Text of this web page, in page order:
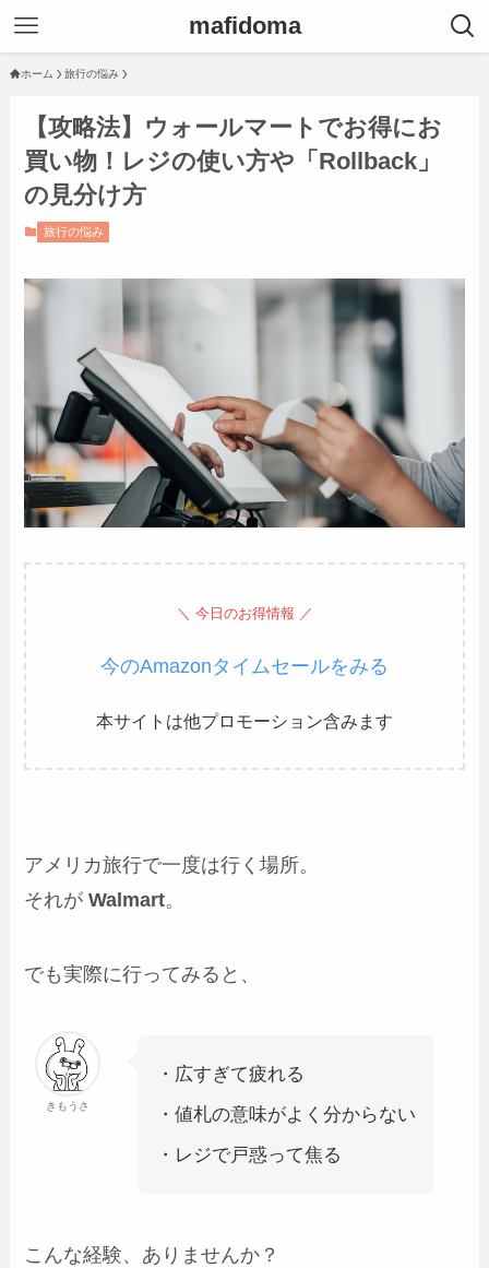
mafidoma
ホーム 旅行の悩み
【攻略法】ウォールマートでお得にお
買い物！レジの使い方や「Rollback」
の見分け方
旅行の悩み
＼ 今日のお得情報 ／
今のAmazonタイムセールをみる
本サイトは他プロモーション含みます
アメリカ旅行で一度は行く場所。
それがWalmart。
でも実際に行ってみると、
きもうさ
・広すぎて疲れる
・値札の意味がよく分からない
・レジで戸惑って焦る
こんな経験、ありませんか？